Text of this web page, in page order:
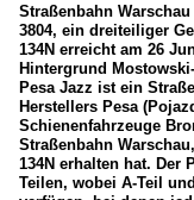
Straßenbahn
3804, ein dreiteiliger
134N erreicht am 26
Hintergrund
Pesa Jazz ist ein
Herstellers Pesa
Schienenfahrzeuge
Straßenbahn
134N erhalten hat. Der
Teilen, wobei A-Teil